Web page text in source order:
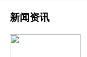
新闻资讯